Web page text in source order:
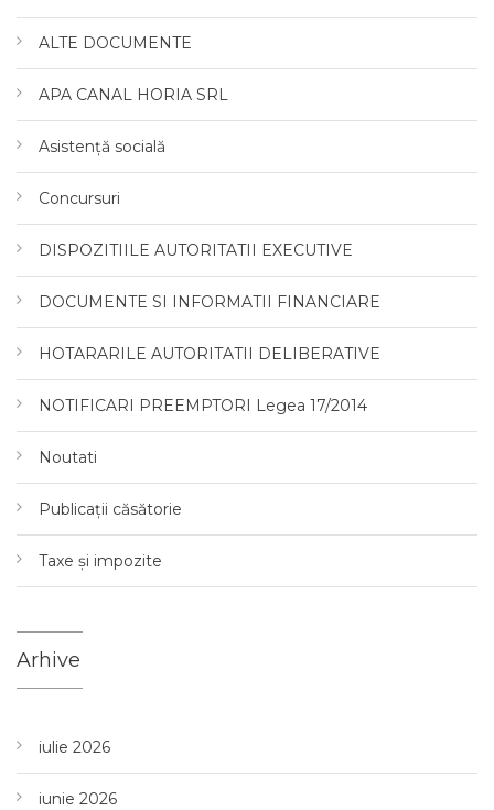
ALTE DOCUMENTE
APA CANAL HORIA SRL
Asistență socială
Concursuri
DISPOZITIILE AUTORITATII EXECUTIVE
DOCUMENTE SI INFORMATII FINANCIARE
HOTARARILE AUTORITATII DELIBERATIVE
NOTIFICARI PREEMPTORI Legea 17/2014
Noutati
Publicații căsătorie
Taxe și impozite
Arhive
iulie 2026
iunie 2026